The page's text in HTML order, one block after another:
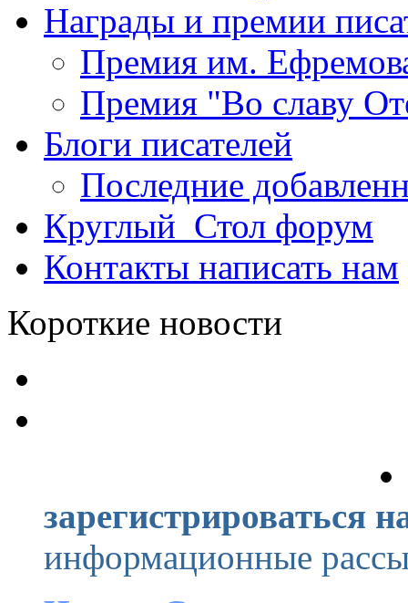
Награды и премии
Премия им.
Премия "Во славу
Блоги писателей
Последние
Круглый_Стол форум
Контакты написать нам
Короткие новости
зарегистрироваться
информационные